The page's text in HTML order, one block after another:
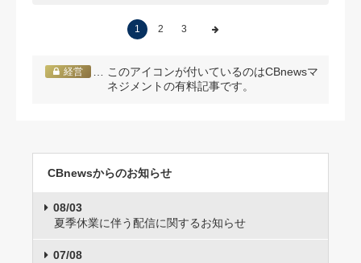
1 2 3
経営
… このアイコンが付いているのはCBnewsマ
ネジメントの有料記事です。
CBnewsからのお知らせ
08/03
夏季休業に伴う配信に関するお知らせ
07/08